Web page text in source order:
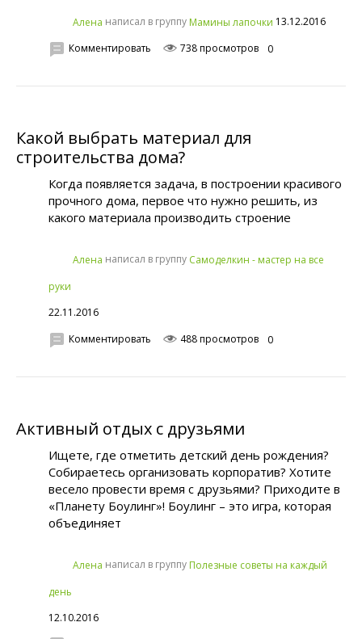
Алена написал в группу Мамины лапочки 13.12.2016
Комментировать
738 просмотров 0
Какой выбрать материал для
строительства дома?
Когда появляется задача, в построении красивого
прочного дома, первое что нужно решить, из
какого материала производить строение
Алена написал в группу Самоделкин - мастер на все
руки
22.11.2016
Комментировать
488 просмотров 0
Активный отдых с друзьями
Ищете, где отметить детский день рождения?
Собираетесь организовать корпоратив? Хотите
весело провести время с друзьями? Приходите в
«Планету Боулинг»! Боулинг – это игра, которая
объединяет
Алена написал в группу Полезные советы на каждый
день
12.10.2016